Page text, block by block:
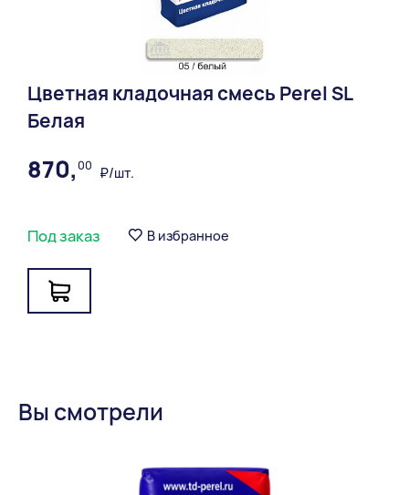
ez_na_radionuklidy_klink_shokolad,_shokolad_ant
sertifikat_bruschatka_gost_do_04.03.22.pdf
Цветная кладочная смесь Perel SL
Белая
870,00 ₽/шт.
Под заказ В избранное
Вы смотрели